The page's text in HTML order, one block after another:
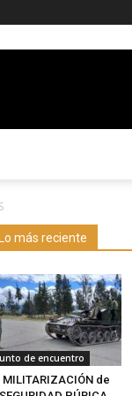
más reciente
de encuentro
MILITARIZACIÓN de